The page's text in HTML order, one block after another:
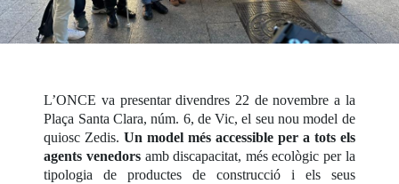
L’ONCE va presentar divendres 22 de novembre a la
Plaça Santa Clara, núm. 6, de Vic, el seu nou model de
quiosc Zedis.Un model més accessible per a tots els
agents venedorsamb discapacitat, més ecològic per la
tipologia de productes de construcció i els seus